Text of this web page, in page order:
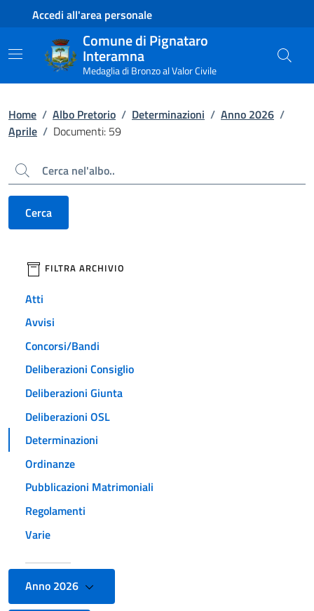
Contenuto principale
Piede di paginaAccedi all'area personale
Comune di Pignataro
Interamna
Medaglia di Bronzo al Valor Civile
Home / Albo Pretorio / Determinazioni / Anno 2026 /
Aprile / Documenti: 59
Cerca
Cerca
filtri da applicare
FILTRA ARCHIVIO
Atti
Avvisi
Concorsi/Bandi
Deliberazioni Consiglio
Deliberazioni Giunta
Deliberazioni OSL
Determinazioni
Ordinanze
Pubblicazioni Matrimoniali
Regolamenti
Varie
Anno 2026